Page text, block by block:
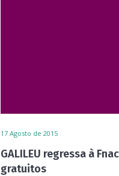
17 Agosto de 2015
GALILEU regressa à
gratuitos